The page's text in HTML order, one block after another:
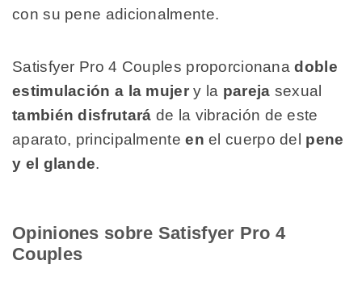
con su pene adicionalmente.
Satisfyer Pro 4 Couples proporcionanadoble
estimulación a la mujery la pareja sexual
también disfrutará de la vibración de este
aparato, principalmenteen el cuerpo del pene
y el glande.
Opiniones sobre Satisfyer Pro 4
Couples